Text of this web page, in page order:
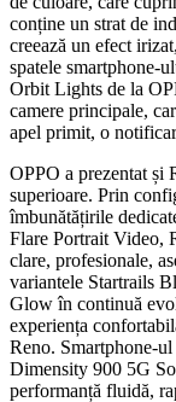
conține un strat de
creează un efect
spatele smartphone-
Orbit Lights de la
camere principale,
apel primit, o
OPPO a prezentat și
superioare. Prin
îmbunătățirile
Flare Portrait Video,
clare, profesionale,
variantele Startrails
Glow în continuă
experiența
Reno. Smartphone-
Dimensity 900 5G
performanță fluidă,